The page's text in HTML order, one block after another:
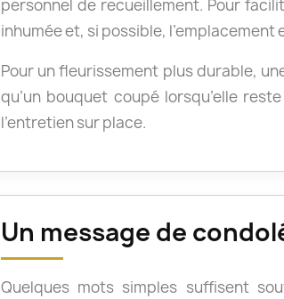
personnel de recueillement. Pour
inhumée et, si possible, l’emplacement
Pour un fleurissement plus durable,
qu’un bouquet coupé lorsqu’elle
l’entretien sur place.
Un message de
Quelques mots simples suffisent